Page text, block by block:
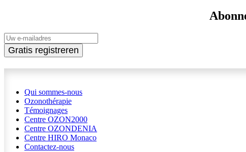
Gratis registreren
Qui sommes-nous
Ozonothérapie
Témoignages
Centre OZON2000
Centre OZONDENIA
Centre HIRO Monaco
Contactez-nous